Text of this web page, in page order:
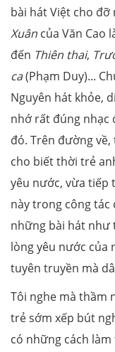
bài hát Việt cho đỡ
Xuân của Văn Cao
đến Thiên thai,
ca(Phạm Duy)...
Nguyên hát khỏe,
nhớ rất đúng nhạc
đó. Trên đường
cho biết thời trẻ
yêu nước, vừa tiếp
này trong công tác
những bài hát như
lòng yêu nước của
tuyên truyền mà
Tôi nghe mà thầm
trẻ sớm xếp bút
có những cách